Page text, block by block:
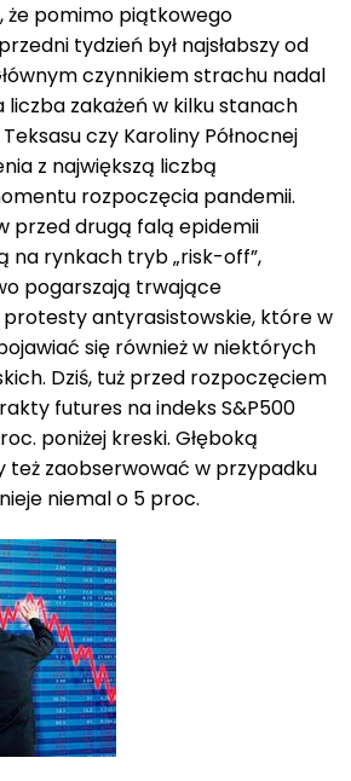
że pomimo piątkowego
tydzień był najsłabszy od
czynnikiem strachu nadal
zakażeń w kilku stanach
czy Karoliny Północnej
z największą liczbą
rozpoczęcia pandemii.
przed drugą falą epidemii
na rynkach tryb „risk-off”,
pogarszają trwające
protesty antyrasistowskie, które w
się również w niektórych
Dziś, tuż przed rozpoczęciem
futures na indeks S&P500
poniżej kreski. Głęboką
też zaobserwować w przypadku
niemal o 5 proc.